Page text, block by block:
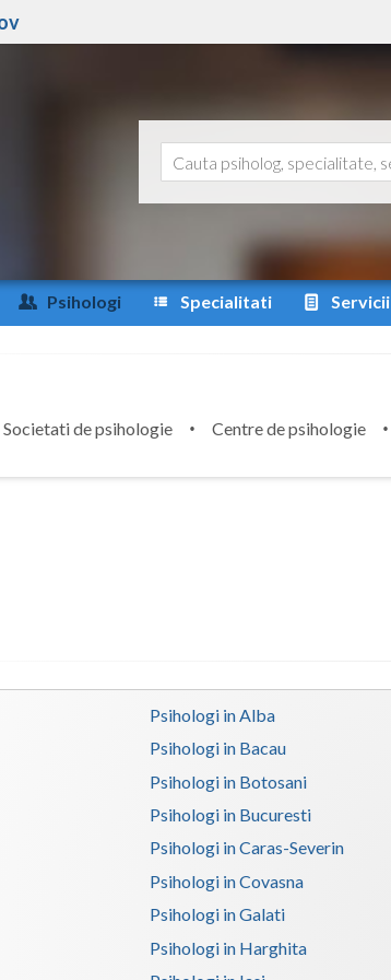
Psihologi Specialitati Servicii
Societati de psihologie Centre de psihologie
Psihologi in Alba
Psihologi in Bacau
Psihologi in Botosani
Psihologi in Bucuresti
Psihologi in Caras-Severin
Psihologi in Covasna
Psihologi in Galati
Psihologi in Harghita